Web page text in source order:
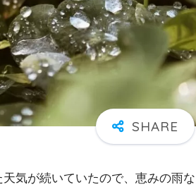
気が続いていたので、恵みの雨な